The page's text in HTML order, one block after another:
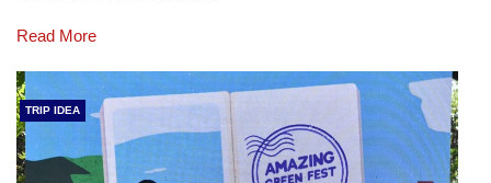
Read More
TRIP IDEA